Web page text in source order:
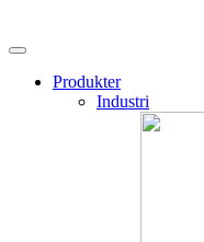
Produkter
Industri